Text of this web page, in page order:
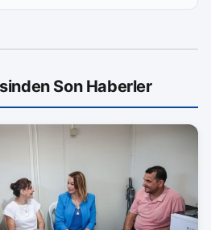
Son Haberler